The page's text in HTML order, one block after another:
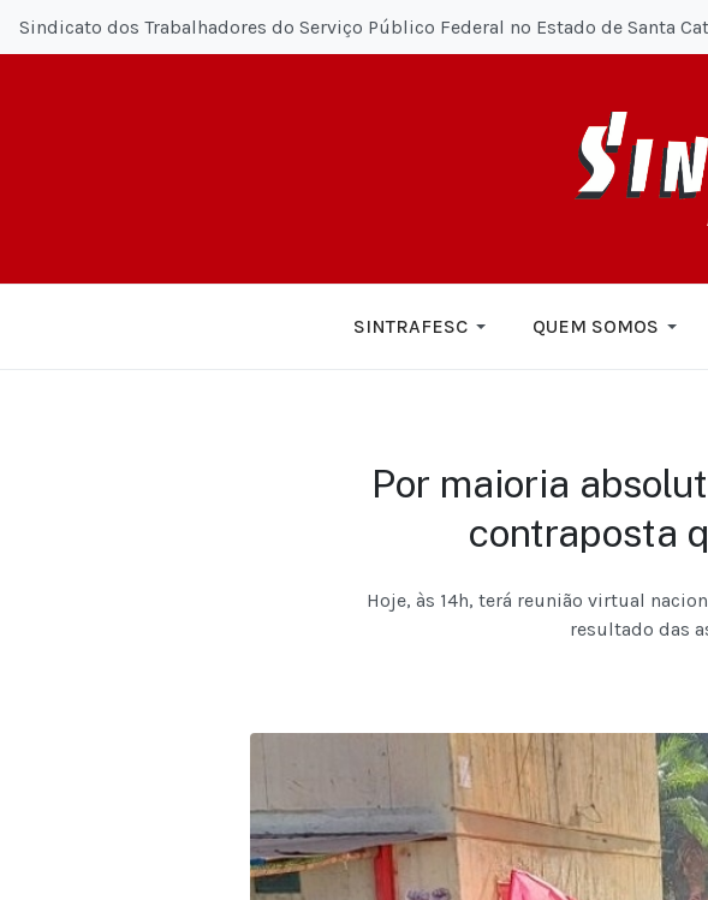
Sindicato dos Trabalhadores do Serviço Público Federal no Estado de Santa
SINTRAFESC QUEM SOMOS
Por maioria
contraposta
Hoje, às 14h, terá reunião virtual
resultado das